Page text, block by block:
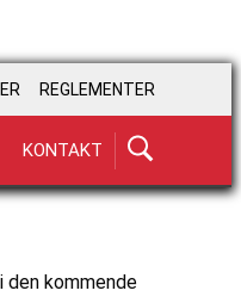
REGLEMENTER
KONTAKT
kommende